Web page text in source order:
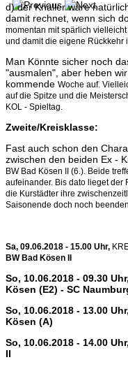
d) der Knaller wäre
damit rechnet, wenn sich
momentan mit spärlich
und damit die eigene Rückkehr
Man Könnte sicher noch
"ausmalen", aber heben
kommende Woche auf.
auf die Spitze und die
KOL - Spieltag.
Zweite/Kreisklasse:
Fast auch schon den
zwischen den beiden Ex -
BW Bad Kösen II (6.). Beide
aufeinander. Bis dato lieget der
die Kurstädter ihre
Saisonende doch noch
Sa, 09.06.2018 - 15.00 Uhr,
BW Bad Kösen II
So, 10.06.2018 - 09.30 Uhr,
Kösen (E2) - SC
So, 10.06.2018 - 13.00 Uhr,
Kösen (A)
So, 10.06.2018 - 14.00 Uhr,
II